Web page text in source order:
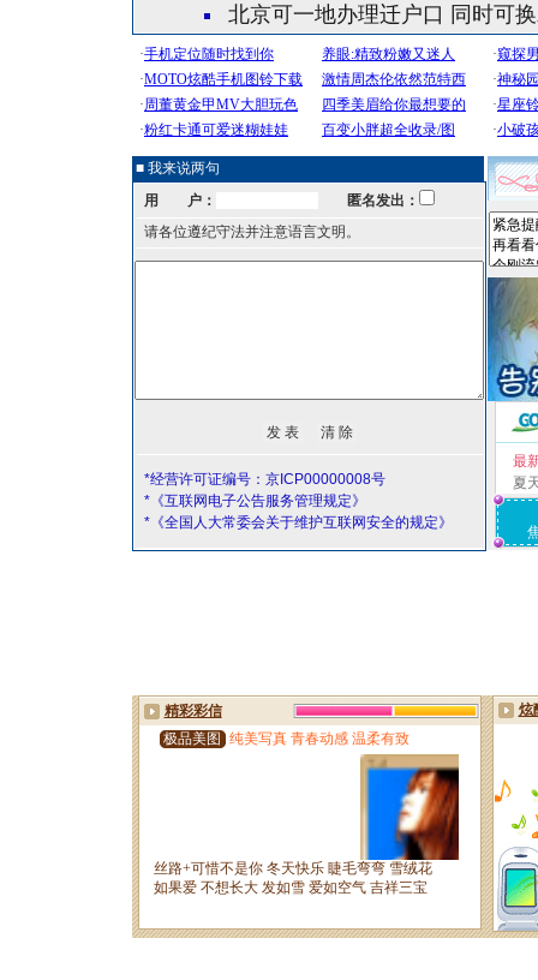
北京可一地办理迁户口 同时可
■ 我来说两句
用 户：
匿名发出：
请各位遵纪守法并注意语言文明。
*经营许可证编号：京ICP00000008号
*《互联网电子公告服务管理规定》
*《全国人大常委会关于维护互联网安全的规定》
最
夏